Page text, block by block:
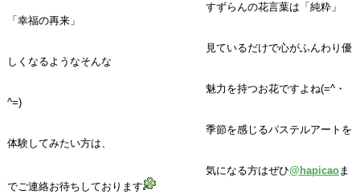
すずらんの花言葉は「純粋」
「幸福の再来」
見ているだけで心がふんわり優
しくなるようなそんな
魅力を持つお花ですよね(=^・
^=)
季節を感じるパステルアートを
体験してみたい方は、
気になる方はぜひ@hapicaoま
でご連絡お待ちしております